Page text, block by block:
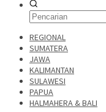
REGIONAL
SUMATERA
JAWA
KALIMANTAN
SULAWESI
PAPUA
HALMAHERA & BALI